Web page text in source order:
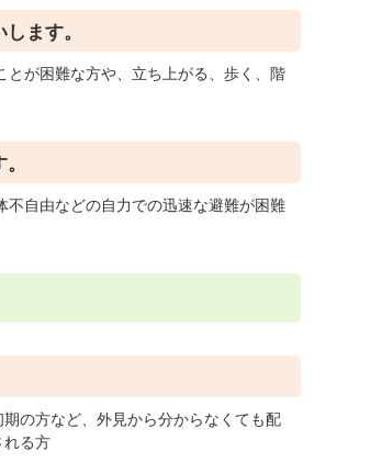
ます。
が困難な方や、立ち上がる、歩く、階
自由などの自力での迅速な避難が困難
の方など、外見から分からなくても配
れる方